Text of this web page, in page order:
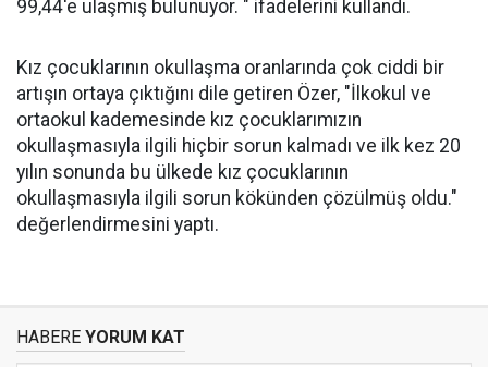
99,44'e ulaşmış bulunuyor. " ifadelerini kullandı.
Kız çocuklarının okullaşma oranlarında çok ciddi bir
artışın ortaya çıktığını dile getiren Özer, "İlkokul ve
ortaokul kademesinde kız çocuklarımızın
okullaşmasıyla ilgili hiçbir sorun kalmadı ve ilk kez 20
yılın sonunda bu ülkede kız çocuklarının
okullaşmasıyla ilgili sorun kökünden çözülmüş oldu."
değerlendirmesini yaptı.
HABERE YORUM KAT